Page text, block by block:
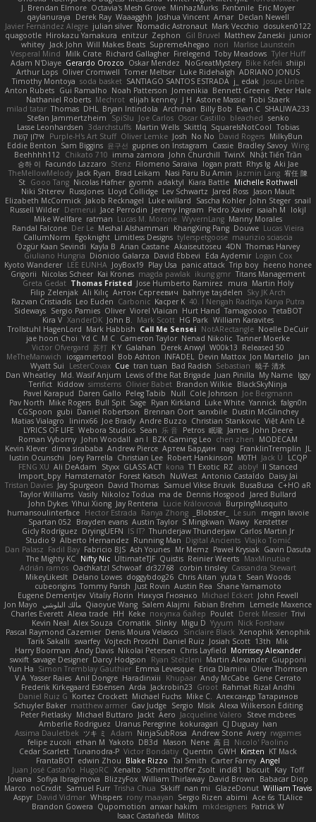
J. Brendan Elmore Octavia's Mesh Grove MinhazMurks Fxntxnile Eric Moyer
qaylanuraya
Derek Ray Waaagghh Joshua Vincent Amar Declan Newell
Javier Fernández Alegre julian silver Nomadic Astronaut Mark Vecchio dosuken0122
quagootle Hirokazu Yamakura enitzur Zephon Gil Bruvel Matthew Zaneski junior
whitey Jack John Will Makes Beats SupremeAhegao nori
Marlise Launstein
Vesperal Mind
Milk Crate Richard Gallagher Firelegend Toby Meadows Tyler Huff
Adam N'Diaye Gerardo Orozco Oskar Mendez NoGreatMystery Bike Kefeli shiipi
Arthur Lops Oliver Cromwell Tomer Meltser Luke Ridehalgh ADRIANO JONUS
Timothy Montoya soda basket SANTIAGO SANTOS ESTRADA j_ edak Josue Uribe
Anton Rubets Gui Ramalho Noah Patterson Jomenikia Bennett Greene Peter Hale
Nathaniel Roberts Mechrot elijah kenney J H Astone Massie Tobi Staerk
milad tatar Thomas DHL Bryan Intindola Archman Billy Bob Evan C SHALIWA233
Stefan Jammertzheim
SpiSlu Joe Carlos Oscar Castillo bleached senko
Lasse Leonhardsen 3darchstuffs Martin Wells Skittlq SquareIsNotCool Tobias
אילון קשת
Purple-H's Art Stuff Oliver Lemke Josh No No David Rogers MilkyBun
Eddie Benton Sam Biggins 윤구선 gupries on Instagram Cassie Bradley Savoy Wing
Beehhhh112 Chikato 710 imma zamora John Churchill TwinX Nhật Tiến Trần
승하 이 Facundo Lazzaro Stenz Filomeno Saraiva logan pratt Rhys lg Aki Jae
TheMellowMelody Jack Ryan Brad Leikam Nasi Paru Bu Amin Jazmin Lang 宥任 陳
St Gooo Tang Nicolas Hafner gyomh adaktyl Kiara Battle Michelle Rothwell
Niki Shterev RussJones Lloyd Collidge Lev Schwartz Jared Ross Jason Mault
Elizabeth McCormick Jakob Recknagel Luke willard Sascha Kohler John Steger snail
Russell Wilder Demerui Jace Perrodin Jeremy Ingram Pedro Xavier isaiah M
lokjl
Mike Wellfare ratman Lucas M. Morone WyvernLang Manny Morales
Randal Falcone Der Le Meshal Alshammari KhangXing Pang Douwe Lucas Vieira
CallumNorm Egoknight Limitless Designs tylerspetgoose maurizio sciascia
Özgür Kaan Sevindi Kayla B Arian Castane Akaiseutoseu 4DN Thomas Harvey
Giuliano Hungria Dionicio Galarza David Ebbevi Eda Aydemir Logan Cox
Kyoto Wanderer LEE EUNHA JoyBox19 Play Usa panic attack Trip boy heeno honee
Grigorii
Nicolas Scheer Kai Krones magda pawlak ikung gmr Titans Management
Greta Gedat Thomas Fristed Jose Humberto Ramirez mura Martin Holy
Filip Zelenjak Ali Kılıç Антон Сергеевич bahriye taşdelen Sky JK Arch
Razvan Cristiadis Leo Euden Carbonic Kacper K 40. I Nengah Raditya Karya Putra
Sideways Sergio Pamies Oliver Viorel Vlaican Hurt Hand Tamagoooo TetaBOT
Kira V XanderDK John B. Mark Scott HG Park William Karavites
Trollstuhl HagenLord Mark Habbish Call Me Sensei NotARectangle Noelle DeCuir
jae hoon Choi Yd C M C Cameron Taylor Nenad Nikolic Tanner Moerke
Victor Ofvergard 苏打 K Y Galahan Derek Anwyl W00k13 Released 50
MeTheManwich
iosgamertool Bob Ashton INFADEL Devin Mattox Jon Martello
Jan
Wyatt Sui
LesterCovax Cue tran tuan Bad Radish Sebastian 暁子 清水
Dan Wheatley Md. Wasif Anjum Lewis of the Rat Brigade Juan Pinilla My Name Iggy
Terifict Kiddow simsterns Olivier Babet Brandon Wilkie BlackSkyNinja
Pavel Karapud Daren Gallo Peleg Tabib Null Cole Johnson Joe Bergmann
Pav North Mike Rogers Bull Spit Sage Ryan Kirkland Luke White Yannick falgn0n
CGSpoon gubi Daniel Robertson Brennan Oort sanxbile Dustin McGlinchey
Matias Vialagro
lininx66 Joe Brady Andre Buzzo Christian Stankovic Việt Anh Lê
LYRICS OF LIFE Webora Studios Sean 乐 音 Petros 眠瓏 James John Deere
Roman Vyborny John Woodall an l BZK Gaming Leo chen zhen
MODECAM
Kevin Klever dima sirababa Andrew Pierce Артем Бардин nagi FranklinTremplin JL
Iustin Ocunschi
Joey Parrella Christian Lee Robert Hankinson M0TH Jack Ü
LCQP
FENG XU Ali DeAdam Styxx GLASS ACT kona T1 Exotic RZ abby! ll Stanced
Import_bpy Hamsternator Forest Katsch NuWest Antonio Castaldo Daisy Jai
Tristan Davies Jay Spurgeon David Thomas Samuel Vikse Bruvik BusaBusa C+HO aR
Taylor Williams Vasily Nikoloz Todua ma de Dennis Hosgood
Jared Bullard
John Dykes Yihui Xiong Jay Renteria Lucie Královcová BurpingMusquito
humansoulinterface Hector Estrada Ranya Zhong _Blobster_ Le sun
megan lavoie
Spartan 052 Brayden evans Austin Taylor S Mingkwan Wawy Kerstetter
Gicly Rodríguez DryingUEFN IS IT? Thunderjaw Thunderjaw Carlos Martin Jr
Studio 9 Alberto Hernandez Running Man Digital Ancients Vlajko Tomić
Dan Palasz Fadil Bay Fabricio BJS Ash Younes Mr Memz Paweł Krysiak Gavin Dasuta
The Mighty KC Nifty Nic UltimateTJF Quistis Reinier Weerts MaxMinutiae
Adrián ramos Oachkatzl Schwoaf dr32768 corbin tinsley Cassandra Stewart
MikeyLikesIt Delano Lowes doggybdog26 Chris Aitan yuta t Sean Woods
cubeorigins Tommy Parish Just Rovin Austin Rea Shane Yamamoto
Eugene Dementjev Vitaliy Florin Никуся Гноянко Michael Eckert John Fewell
Jon Mayo مالك البلوشي Qiaoyue Wang Salem Alajmi Fabian Brehm
Lemesle Maxence
Charles Everett Alexa trade HH Keke покупка байер Poulet Derek Messier Trivi
Kevin Neal Alex Souza Cromatik Slinky Migu D Yyyum Nick Forshaw
Pascal Raymond Cazemier Denis Moura Velasco Sinclaire Black Xenophik Xenophik
Tarik Sakalli swarfey Vojtech Proschl Daniel Ruiz Josiah Scott 13th
Mik
Harry Boorman Andy Davis Nikolai Petersen Chris Layfield Morrissey Alexander
swxift savage Designer Darcy Hodgson Ryan Stelzleni Martin Alexander Giupponi
Yun Ha Simon Tremblay Gauthier Emma Levesque Erica Dlamini Oliver Thomsen
V A Yasser Raies Anil Dongre Haradinxiii Khupaar Andy McCabe Gene Cerrato
Frederik Kirkegaard Esbensen Arda Jackrobin23 Groot Rahmat Rizal Andhi
Daniel Ruiz G Kortez Crockett Michael Fuchs Mike C. Александр Татаринов
Schuyler Baker matthew armer Gav Judge Sergio Misik Alexa Wilkerson Editing
Peter Pietlasky Michael Buttaro Jackt Aero Jacqueline Valero
Steve mcbees
Amberlie Rodriguez Uranus Peregrine kokuragari CJ Duguay Ivan
Assima Dauletbek ツキ ミ Adam NinjaSubRosa Andrew Stone Avery rwgames
felipe zucoli ethan M Yakoto DB3d Mason Nene 高 日 Nicolo' Paolino
Cedar Scarlett Tunanodra-P Victor Bondatiy Quentin GWH Kirsten KT Mack
FrantaBOT edwin Zhou Blake Rizzo Tal Smith Carter Farrey Angel
Juan José Castaño HugoRC Xenalto Schmitthoffer Zsolt indi81 biscuit Kay Toff
Jovana
Sofiya Ibragimova BlizzyFox William Thirlaway David Brown
Babacar Diop
Marco noCrxdit Samuel Furr Trisha Chua Skkiff nan mi GlazeDonut William Travis
Aspyr David Vidmar Whispers rony maayan Sergio Rizen abimi Ace 6s TLAlice
Brandon Gowera Qupomotion anwar hakim mkdesigners Patrick W
Isaac Castañeda Miltos